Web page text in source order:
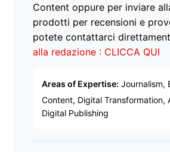
Content oppure per inviare
prodotti per recensioni e
potete contattarci
alla redazione : CLICCA QUI
Areas of Expertise: Journalism,
Content, Digital Transformation,
Digital Publishing